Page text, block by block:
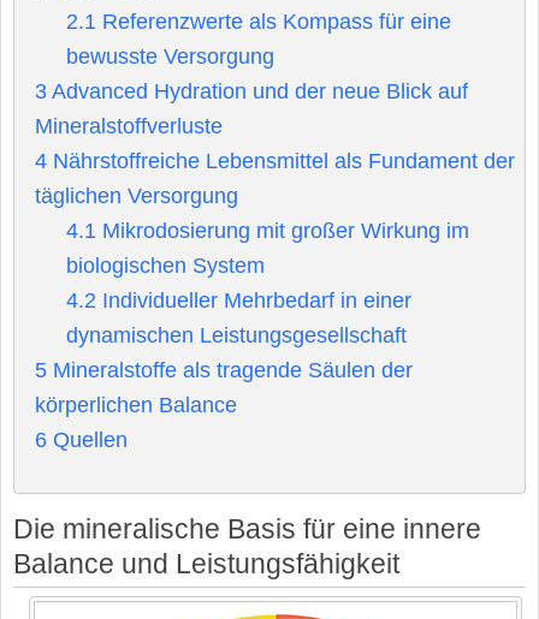
2.1 Referenzwerte als Kompass für eine
bewusste Versorgung
3 Advanced Hydration und der neue Blick auf
Mineralstoffverluste
4 Nährstoffreiche Lebensmittel als Fundament der
täglichen Versorgung
4.1 Mikrodosierung mit großer Wirkung im
biologischen System
4.2 Individueller Mehrbedarf in einer
dynamischen Leistungsgesellschaft
5 Mineralstoffe als tragende Säulen der
körperlichen Balance
6 Quellen
Die mineralische Basis für eine innere
Balance und Leistungsfähigkeit